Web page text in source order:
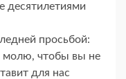
десятилетиями
просьбой:
молю, чтобы вы не
для нас